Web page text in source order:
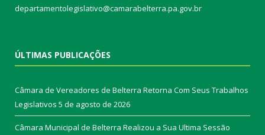
departamentolegislativo@camarabelterra.pa.gov.br
ÚLTIMAS PUBLICAÇÕES
Câmara de Vereadores de Belterra Retorna Com Seus Trabalhos
Legislativos 5 de agosto de 2026
Câmara Municipal de Belterra Realizou a Sua Ultima Sessão